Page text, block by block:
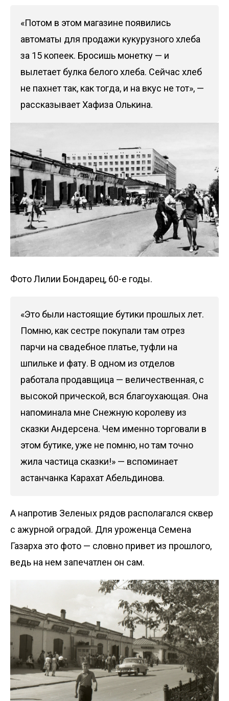
«Потом в этом магазине появились
автоматы для продажи кукурузного хлеба
за 15 копеек. Бросишь монетку — и
вылетает булка белого хлеба. Сейчас хлеб
не пахнет так, как тогда, и на вкус не тот», —
рассказывает Хафиза Олькина.
Фото Лилии Бондарец, 60-е годы.
«Это были настоящие бутики прошлых лет.
Помню, как сестре покупали там отрез
парчи на свадебное платье, туфли на
шпильке и фату. В одном из отделов
работала продавщица — величественная, с
высокой прической, вся благоухающая. Она
напоминала мне Снежную королеву из
сказки Андерсена. Чем именно торговали в
этом бутике, уже не помню, но там точно
жила частица сказки!» — вспоминает
астанчанка Карахат Абельдинова.
А напротив Зеленых рядов располагался сквер
с ажурной оградой. Для уроженца Семена
Газарха это фото — словно привет из прошлого,
ведь на нем запечатлен он сам.